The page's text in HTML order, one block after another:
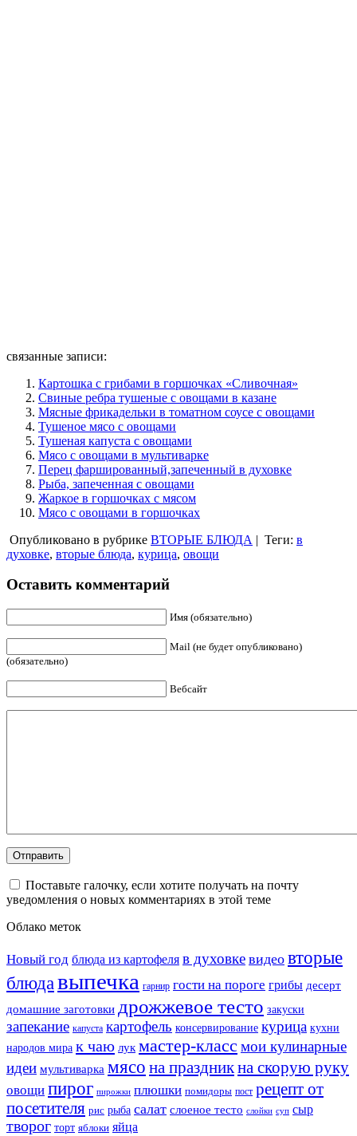
связанные записи:
Картошка с грибами в горшочках «Сливочная»
Свиные ребра тушеные с овощами в казане
Мясные фрикадельки в томатном соусе с овощами
Тушеное мясо с овощами
Тушеная капуста с овощами
Мясо с овощами в мультиварке
Перец фаршированный,запеченный в духовке
Рыба, запеченная с овощами
Жаркое в горшочках с мясом
Мясо с овощами в горшочках
Опубликовано в рубрике ВТОРЫЕ БЛЮДА | Теги: в
духовке, вторые блюда, курица, овощи
Оставить комментарий
Имя (обязательно)
Mail (не будет опубликовано)
(обязательно)
Вебсайт
Поставьте галочку, если хотите получать на почту
уведомления о новых комментариях в этой теме
Облако меток
Новый год блюда из картофеля в духовке видео вторые
блюдавыпечка гарнир гости на пороге грибы десерт
домашние заготовки дрожжевое тесто закуски
запекание капуста картофель консервирование курица кухни
народов мира к чаю лук мастер-класс мои кулинарные
идеи мультиварка мясо на праздникна скорую руку
овощи пирог пирожки плюшки помидоры пост рецепт от
посетителя рис рыба салат слоеное тесто слойки суп сыр
творог торт яблоки яйца